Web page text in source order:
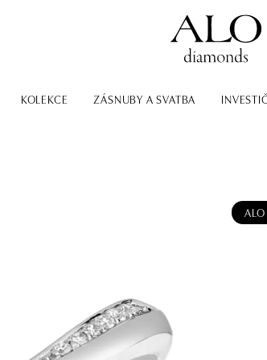
KOLEKCE ZÁSNUBY A SVATBA
ALO